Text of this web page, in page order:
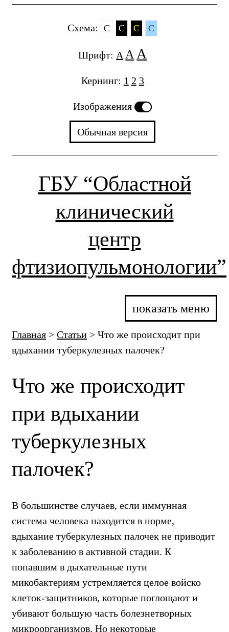
Cхема: C C C C
Шрифт: A A A
Кернинг: 1 2 3
Изображения
Обычная версия
ГБУ “Областной
клинический
центр
фтизиопульмонологии”
показать меню
Главная > Статьи > Что же происходит при
вдыхании туберкулезных палочек?
Что же происходит
при вдыхании
туберкулезных
палочек?
В большинстве случаев, если иммунная
система человека находится в норме,
вдыхание туберкулезных палочек не приводит
к заболеванию в активной стадии. К
попавшим в дыхательные пути
микобактериям устремляется целое войско
клеток-защитников, которые поглощают и
убивают большую часть болезнетворных
микроорганизмов. Но некоторые